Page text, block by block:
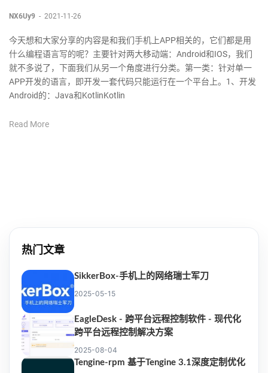
NX6Uy9 - 2021-11-26
今天想和大家分享的内容是和我们手机上APP相关的，它们都是用
什么编程语言写的呢？主要针对两大移动端：Android和IOS，我们
就不多说了，下面我们从另一个角度进行分类。第一类：针对单一
APP开发的语言，即开发一套代码只能运行在一个平台上。1、开发
Android的：Java和KotlinKotlin
Read More
热门文章
SikkerBox-手机上的网络瑞士军刀
2025-05-15
EagleDesk - 跨平台远程控制软件 - 现代化
跨平台远程控制解决方案
2025-08-04
Tengine-rpm 基于Tengine 3.1深度定制优化